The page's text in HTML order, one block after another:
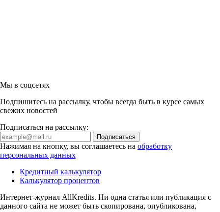
Мы в соцсетях
Подпишитесь на рассылку, чтобы всегда быть в курсе самых
свежих новостей
Подписаться на рассылку:
Нажимая на кнопку, вы соглашаетесь на обработку
персональных данных
Кредитный калькулятор
Калькулятор процентов
Интернет-журнал AllKredits. Ни одна статья или публикация с
данного сайта не может быть скопирована, опубликована,